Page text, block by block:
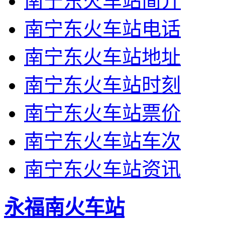
南宁东火车站电话
南宁东火车站地址
南宁东火车站时刻
南宁东火车站票价
南宁东火车站车次
南宁东火车站资讯
永福南火车站